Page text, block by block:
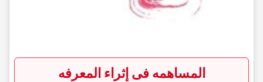
المساهمه فی إثراء المعرفه